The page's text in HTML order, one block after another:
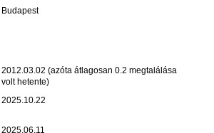
Budapest
2012.03.02 (azóta átlagosan 0.2 megtalálása
volt hetente)
2025.10.22
2025.06.11